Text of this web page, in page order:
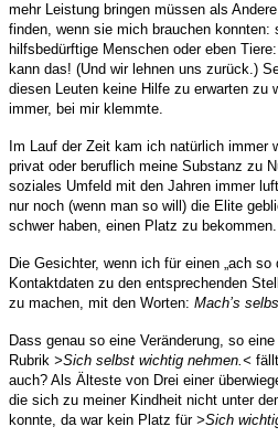
mehr Leistung bringen müssen als
finden, wenn sie mich brauchen konnten:
hilfsbedürftige Menschen oder eben
kann das! (Und wir lehnen uns zurück.)
diesen Leuten keine Hilfe zu erwarten zu
immer, bei mir klemmte.
Im Lauf der Zeit kam ich natürlich immer
privat oder beruflich meine Substanz zu
soziales Umfeld mit den Jahren immer
nur noch (wenn man so will) die Elite
schwer haben, einen Platz zu bekommen.
Die Gesichter, wenn ich für einen „ach
Kontaktdaten zu den entsprechenden
zu machen, mit den Worten: Mach’s
Dass genau so eine Veränderung, so
Rubrik >Sich selbst wichtig nehmen.<
auch? Als Älteste von Drei einer
die sich zu meiner Kindheit nicht unter
konnte, da war kein Platz für >Sich